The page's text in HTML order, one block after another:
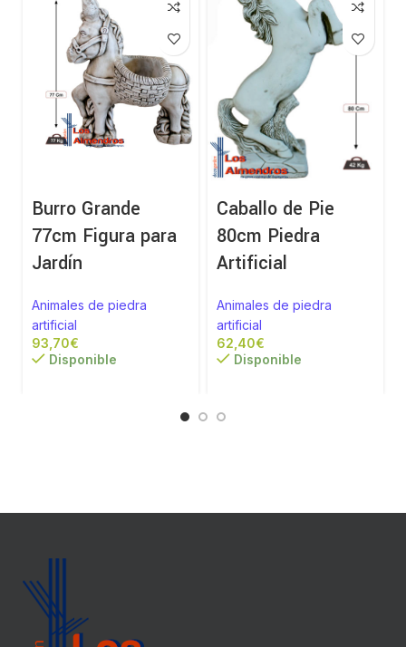
Burro Grande
77cm Figura para
Jardín
Animales de piedra
artificial
€
Disponible
Caballo de Pie
80cm Piedra
Artificial
Animales de piedra
artificial
€
Disponible